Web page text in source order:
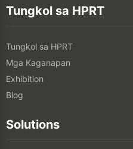
Tungkol sa HPRT
Tungkol sa HPRT
Mga Kaganapan
Exhibition
Blog
Solutions